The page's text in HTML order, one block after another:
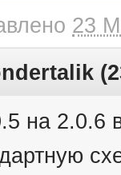
23
на 2.0.6